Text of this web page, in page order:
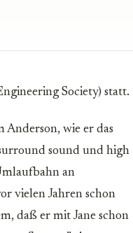
Society) statt.
wie er das
sound und high
an
vielen Jahren schon
daß er mit Jane schon